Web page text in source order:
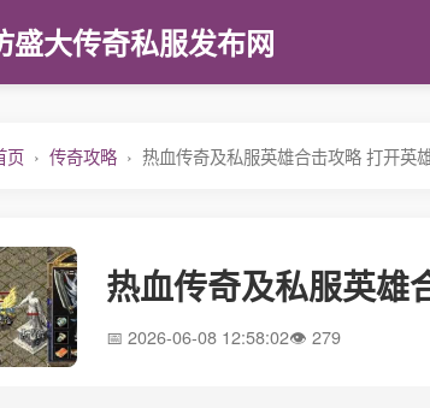
盛大传奇私服发布网
页 传奇攻略 热血传奇及私服英雄合击攻略 打开英
热血传奇及私服英雄
2026-06-08 12:58:02 279